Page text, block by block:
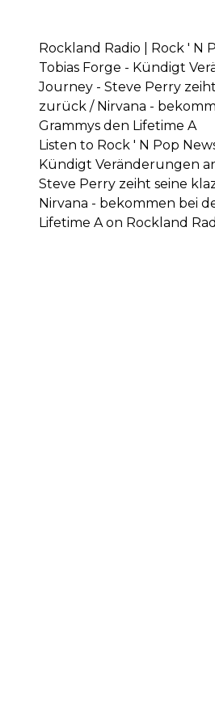
Rockland Radio | Rock ' N
Tobias Forge - Kündigt
Journey - Steve Perry
zurück / Nirvana -
Grammys den Lifetime A
Listen to Rock ' N Pop
Kündigt Veränderungen
Steve Perry zeiht seine
Nirvana - bekommen bei
Lifetime A on Rockland